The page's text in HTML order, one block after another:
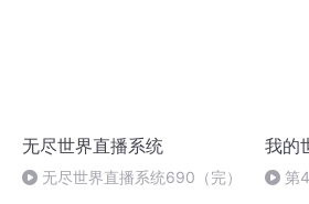
无尽世界直播系统
无尽世界直播系统690（完）
我的
第